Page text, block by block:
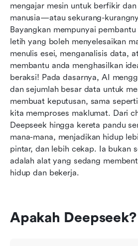
mengajar mesin untuk berfikir
manusia—atau sekurang-
Bayangkan mempunyai
letih yang boleh menyelesaikan
menulis esei, menganalisis data,
membantu anda menghasilkan
beraksi! Pada dasarnya, AI
dan sejumlah besar data untuk
membuat keputusan, sama
kita memproses maklumat. Dari
Deepseek hingga kereta pandu
mana-mana, menjadikan hidup
pintar, dan lebih cekap. Ia bukan
adalah alat yang sedang
hidup dan bekerja.
Apakah Deepseek?